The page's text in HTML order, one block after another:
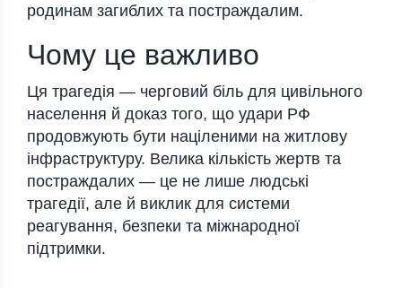
родинам загиблих та постраждалим.
Чому це важливо
Ця трагедія — черговий біль для цивільного
населення й доказ того, що удари РФ
продовжують бути націленими на житлову
інфраструктуру. Велика кількість жертв та
постраждалих — це не лише людські
трагедії, але й виклик для системи
реагування, безпеки та міжнародної
підтримки.